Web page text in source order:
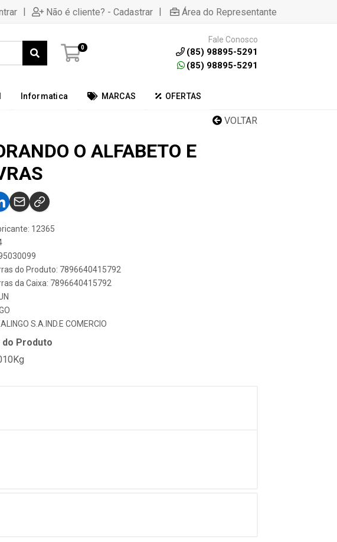
| Não é cliente? - Cadastrar | Área do Representante
0
Fale Conosco
(85) 98895-5291
(85) 98895-5291
Informatica MARCAS OFERTAS
VOLTAR
O ALFABETO E
12365
do Produto: 7896640415792
da Caixa: 7896640415792
S.A.IND.E COMERCIO
Produto